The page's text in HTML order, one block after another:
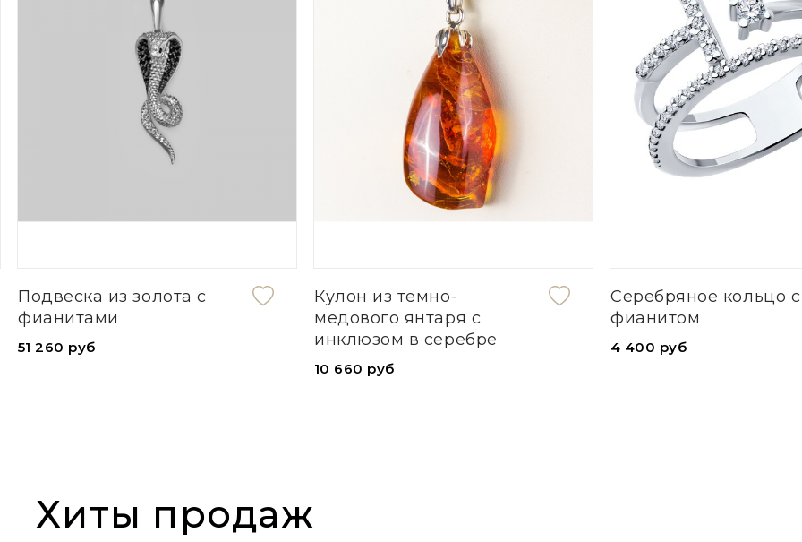
из золота с
Кулон из темно-
медового янтаря с
инклюзом в серебре
10 660 руб
Серебряное кольцо с
фианитом
Хиты продаж